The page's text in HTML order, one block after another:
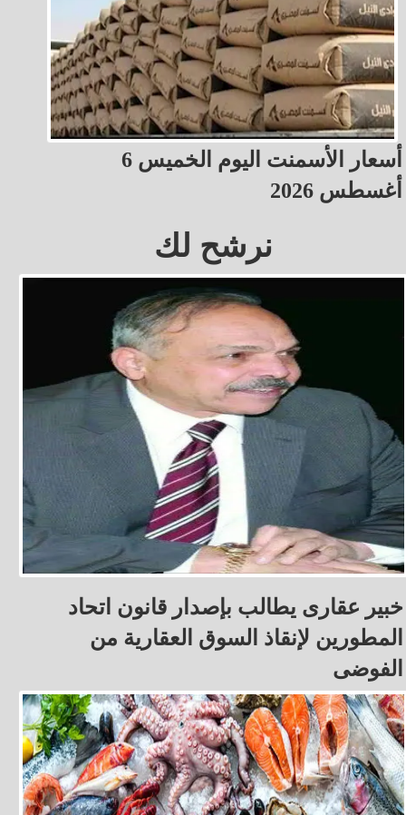
أسعار الأسمنت اليوم الخميس 6
أغسطس 2026
نرشح لك
خبير عقارى يطالب بإصدار قانون اتحاد
المطورين لإنقاذ السوق العقارية من
الفوضى